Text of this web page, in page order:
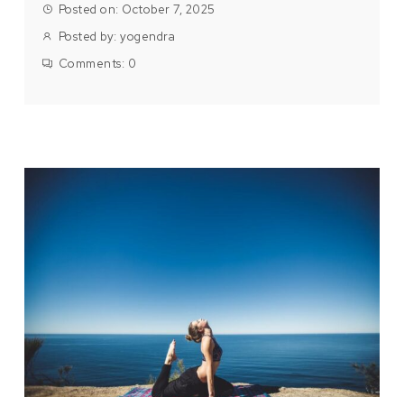
Posted on: October 7, 2025
Posted by:yogendra
Comments: 0